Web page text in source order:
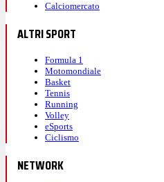
Calciomercato
ALTRI SPORT
Formula 1
Motomondiale
Basket
Tennis
Running
Volley
eSports
Ciclismo
NETWORK